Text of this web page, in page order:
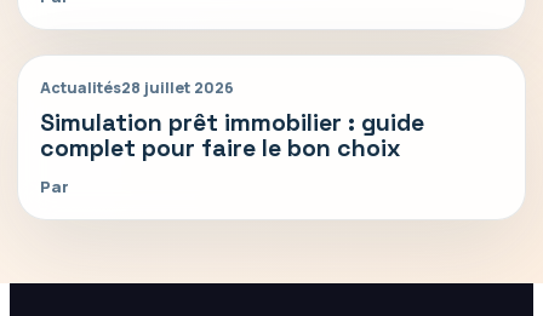
Actualités28 juillet 2026
Simulation prêt immobilier : guide
complet pour faire le bon choix
Par